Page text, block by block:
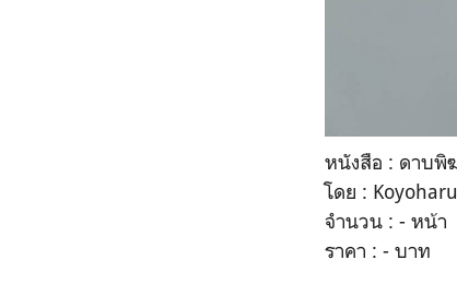
หนังสือ : ดาบพิ
โดย :
จำนวน : - หน้า
ราคา : - บาท